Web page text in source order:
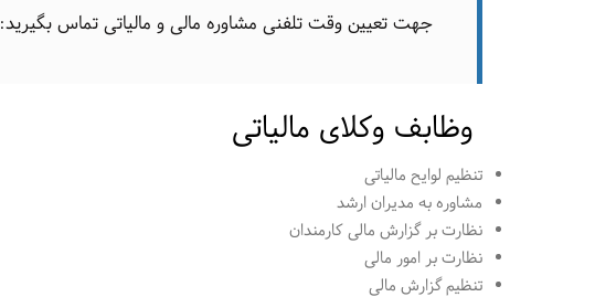
جهت تعیین وقت تلفنی مشاوره مالی و مالیاتی تماس بگیرید: 09154854253
وظابف وکلای مالیاتی
تنظیم لوایح مالیاتی
مشاوره به مدیران ارشد
نظارت بر گزارش مالی کارمندان
نظارت بر امور مالی
تنظیم گزارش مالی